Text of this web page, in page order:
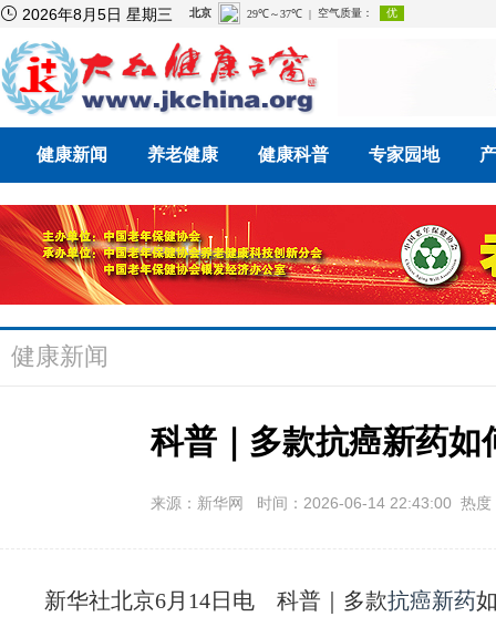
 2026年8月5日 星期三
健康新闻 养老健康 健康科普 专家园地
健康新闻
科普｜多款抗癌新药如
来源：新华网 时间：2026-06-14 22:43:00 热
新华社北京6月14日电 科普｜多款抗癌新药